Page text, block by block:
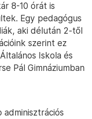
8-10 órát is
Egy pedagógus
aki délután 2-től
szerint ez
Iskola és
Pál Gimnáziumban